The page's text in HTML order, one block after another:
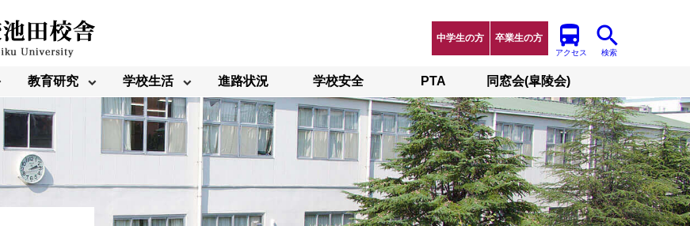
中学生の方 卒業生の方
アクセス 検索
教育研究 学校生活 進路状況 学校安全 PTA 同窓会(皐陵会)